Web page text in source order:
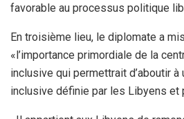
favorable au processus politique
En troisième lieu, le diplomate a
«l’importance primordiale de la
inclusive qui permettrait d’aboutir
inclusive définie par les Libyens et